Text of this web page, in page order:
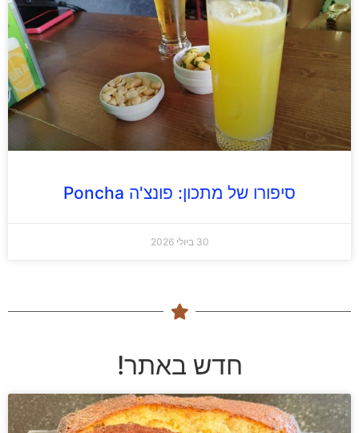
סיפורו של מתכון: פונצ'ה Poncha
30 ביולי 2026
חדש באתר!